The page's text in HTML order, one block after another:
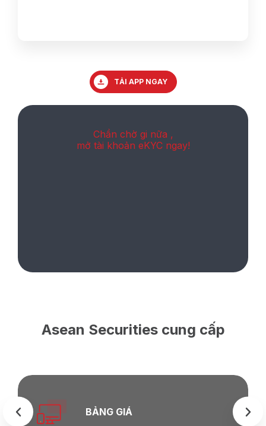
TẢI APP NGAY
Chần chờ gi nữa ,
mở tài khoản eKYC ngay!
Asean Securities cung cấp
BẢNG GIÁ